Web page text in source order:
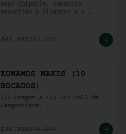
mayo chipotle, rabanito
encurtido y cilantro & 2
picante en bao buns.
$64.400$92.000
KOMAMOS MAKIS (10
BOCADOS)
1/2 Dragon & 1/2 ACV Roll de
Langostinos.
$36.350$48.500